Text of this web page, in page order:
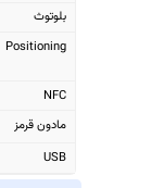
بلوتوث
Positioning
NFC
مادون قرمز
USB